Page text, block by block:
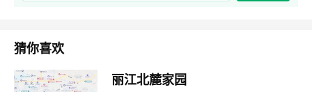
猜你喜欢
丽江北麓家园